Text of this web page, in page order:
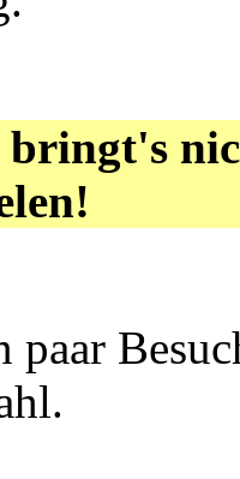
paar